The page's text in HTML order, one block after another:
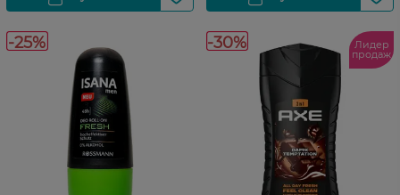
-25% -30% Лидер
продаж